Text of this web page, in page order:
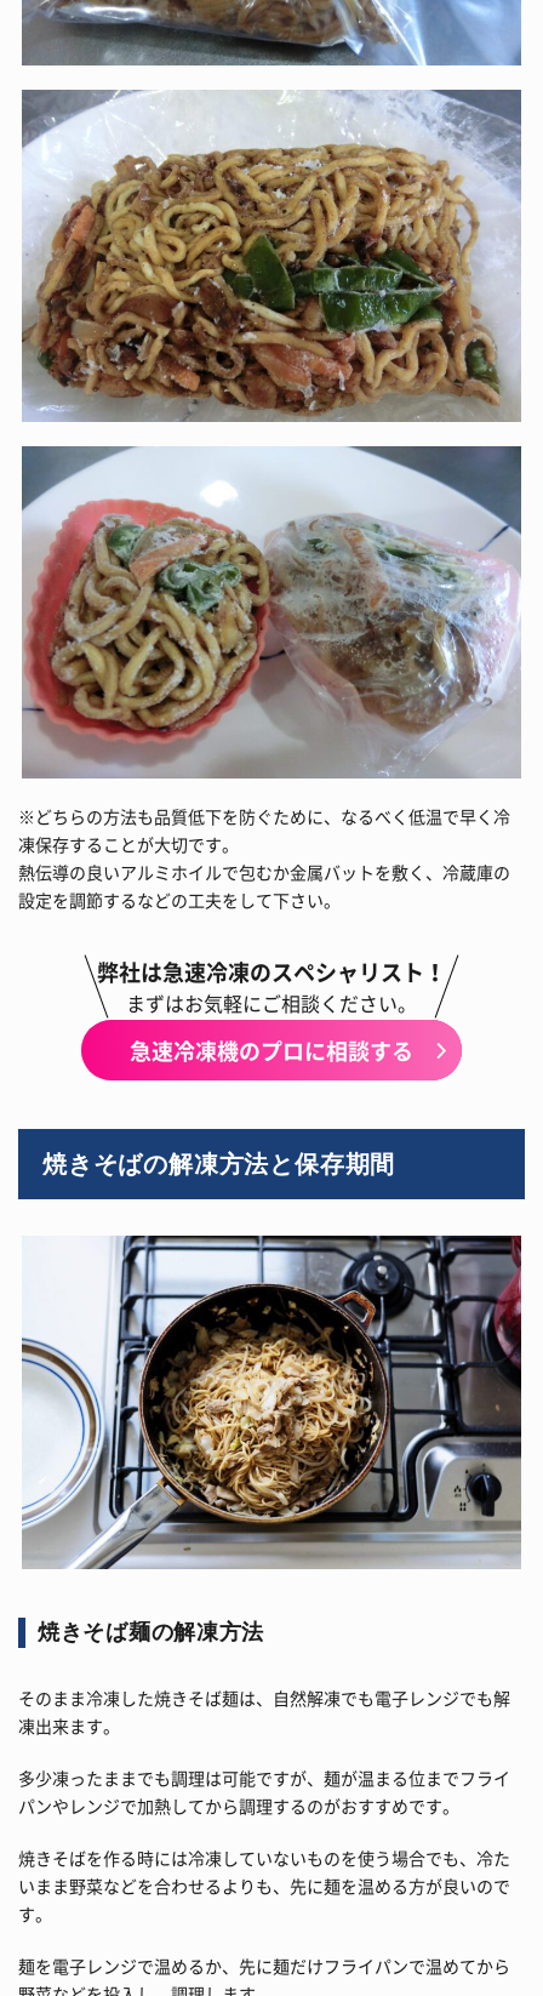
※どちらの方法も品質低下を防ぐために、なるべく低温で早く冷
凍保存することが大切です。
熱伝導の良いアルミホイルで包むか金属バットを敷く、冷蔵庫の
設定を調節するなどの工夫をして下さい。
弊社は急速冷凍のスペシャリスト！
まずはお気軽にご相談ください。
急速冷凍機のプロに相談する
焼きそばの解凍方法と保存期間
焼きそば麺の解凍方法
そのまま冷凍した焼きそば麺は、自然解凍でも電子レンジでも解
凍出来ます。
多少凍ったままでも調理は可能ですが、麺が温まる位までフライ
パンやレンジで加熱してから調理するのがおすすめです。
焼きそばを作る時には冷凍していないものを使う場合でも、冷た
いまま野菜などを合わせるよりも、先に麺を温める方が良いので
す。
麺を電子レンジで温めるか、先に麺だけフライパンで温めてから